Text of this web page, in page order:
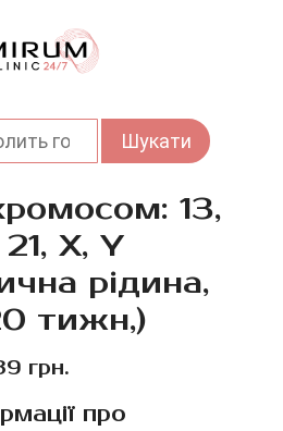
13,
21, Х, Y
рідина,
тижн,)
грн.
про